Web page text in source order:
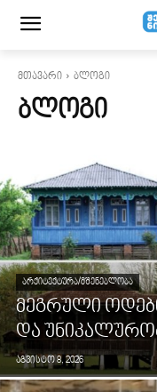
მთავარი ბლოგი
ᲑᲚᲝᲒᲘ
ᲐᲠᲥᲘᲢᲔᲥᲢᲣᲠᲐ/ᲛᲨᲔᲜᲔᲑᲚᲝᲑᲐ
მეგრული
და
აგვისტო 8, 2026